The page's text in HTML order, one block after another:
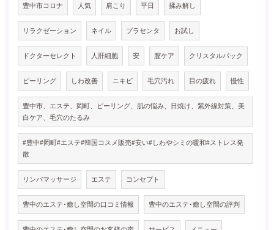
豊中市コロナ 人気 肩こり 平日 揉み解し
リラクゼーション ネイル プラセンタ お試し
ドクターセレクト 人肝細胞 安 膣ケア クリスタルパック
ピーリング しわ改善 ニキビ 毛穴汚れ 目の疲れ 慢性
豊中市、エステ、岡町、ピーリング、肌の悩み、日焼け、紫外線対策、美
白ケア、毛穴のたるみ
#豊中#岡町#エステ#韓国コスメ販売#安い#しわやシミの暖和#ストレス発
散
リンパマッサージ エステ コンセプト
豊中のエステ･癒し空間の口コミ情報 豊中のエステ･癒し空間の評判